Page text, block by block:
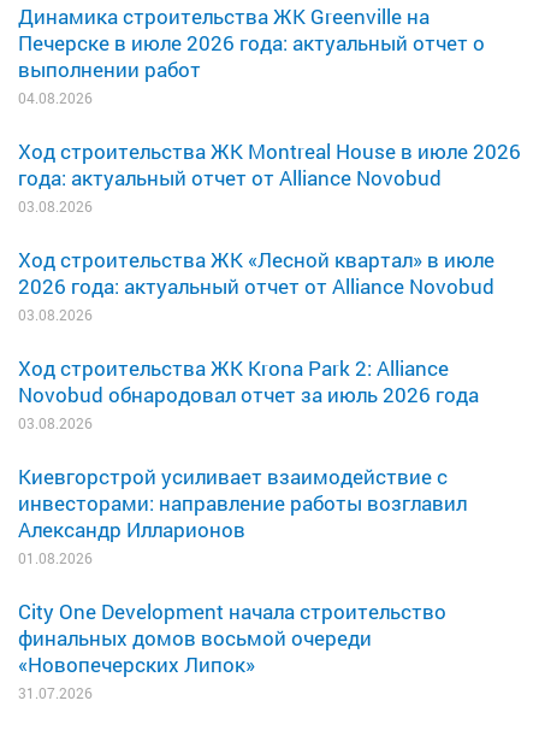
Динамика строительства ЖК Greenville на
Печерске в июле 2026 года: актуальный отчет о
выполнении работ
04.08.2026
Ход строительства ЖК Montreal House в июле 2026
года: актуальный отчет от Alliance Novobud
03.08.2026
Ход строительства ЖК «Лесной квартал» в июле
2026 года: актуальный отчет от Alliance Novobud
03.08.2026
Ход строительства ЖК Krona Park 2: Alliance
Novobud обнародовал отчет за июль 2026 года
03.08.2026
Киевгорстрой усиливает взаимодействие с
инвесторами: направление работы возглавил
Александр Илларионов
01.08.2026
City One Development начала строительство
финальных домов восьмой очереди
«Новопечерских Липок»
31.07.2026